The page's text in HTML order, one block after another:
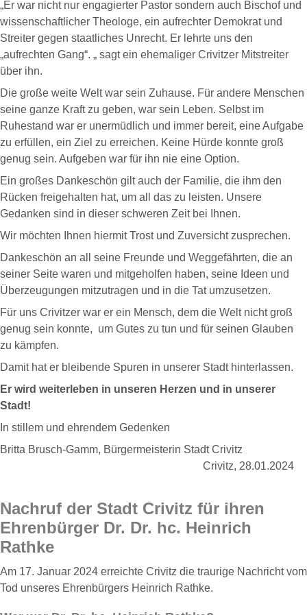
„Er war nicht nur engagierter Pastor sondern auch Bischof und
wissenschaftlicher Theologe, ein aufrechter Demokrat und
Streiter gegen staatliches Unrecht. Er lehrte uns den
„aufrechten Gang“. „ sagt ein ehemaliger Crivitzer Mitstreiter
über ihn.
Die große weite Welt war sein Zuhause. Für andere Menschen
seine ganze Kraft zu geben, war sein Leben. Selbst im
Ruhestand war er unermüdlich und immer bereit, eine Aufgabe
zu erfüllen, ein Ziel zu erreichen. Keine Hürde konnte groß
genug sein. Aufgeben war für ihn nie eine Option.
Ein großes Dankeschön gilt auch der Familie, die ihm den
Rücken freigehalten hat, um all das zu leisten. Unsere
Gedanken sind in dieser schweren Zeit bei Ihnen.
Wir möchten Ihnen hiermit Trost und Zuversicht zusprechen.
Dankeschön an all seine Freunde und Weggefährten, die an
seiner Seite waren und mitgeholfen haben, seine Ideen und
Überzeugungen mitzutragen und in die Tat umzusetzen.
Für uns Crivitzer war er ein Mensch, dem die Welt nicht groß
genug sein konnte, um Gutes zu tun und für seinen Glauben
zu kämpfen.
Damit hat er bleibende Spuren in unserer Stadt hinterlassen.
Er wird weiterleben in unseren Herzen und in unserer
Stadt!
In stillem und ehrendem Gedenken
Britta Brusch-Gamm, Bürgermeisterin Stadt Crivitz
Crivitz, 28.01.2024
Nachruf der Stadt Crivitz für ihren
Ehrenbürger Dr. Dr. hc. Heinrich
Rathke
Am 17. Januar 2024 erreichte Crivitz die traurige Nachricht vom
Tod unseres Ehrenbürgers Heinrich Rathke.